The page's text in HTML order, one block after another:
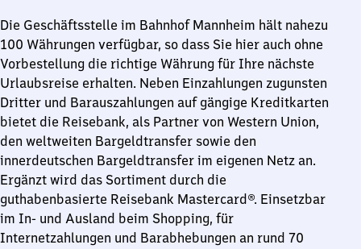
Die Geschäftsstelle im Bahnhof Mannheim hält nahezu
100 Währungen verfügbar, so dass Sie hier auch ohne
Vorbestellung die richtige Währung für Ihre nächste
Urlaubsreise erhalten. Neben Einzahlungen zugunsten
Dritter und Barauszahlungen auf gängige Kreditkarten
bietet die Reisebank, als Partner von Western Union,
den weltweiten Bargeldtransfer sowie den
innerdeutschen Bargeldtransfer im eigenen Netz an.
Ergänzt wird das Sortiment durch die
guthabenbasierte Reisebank Mastercard®. Einsetzbar
im In- und Ausland beim Shopping, für
Internetzahlungen und Barabhebungen an rund 70